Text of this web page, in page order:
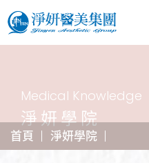
Medical Knowledge
淨妍學院
首頁 淨妍學院